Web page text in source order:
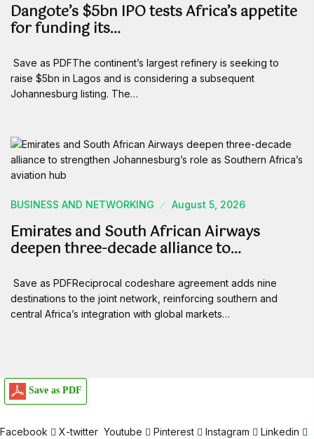
Dangote’s $5bn IPO tests Africa’s appetite
for funding its…
Save as PDFThe continent’s largest refinery is seeking to
raise $5bn in Lagos and is considering a subsequent
Johannesburg listing. The…
BUSINESS AND NETWORKING August 5, 2026
Emirates and South African Airways
deepen three-decade alliance to…
Save as PDFReciprocal codeshare agreement adds nine
destinations to the joint network, reinforcing southern and
central Africa’s integration with global markets…
Save as PDF
Facebook X-twitter Youtube Pinterest Instagram
Linkedin